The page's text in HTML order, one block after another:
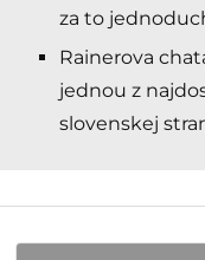
za to
Rainerova
jednou z
slovenskej